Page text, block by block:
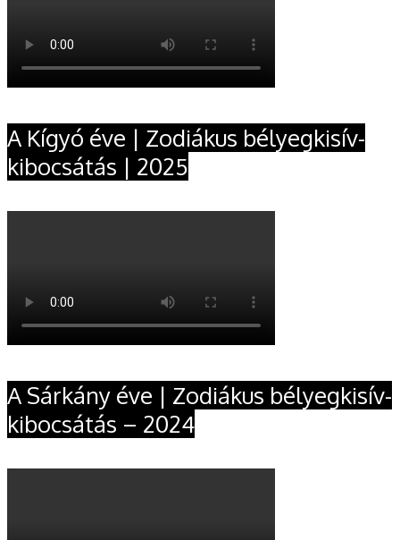
A Kígyó éve | Zodiákus bélyegkisív-
kibocsátás | 2025
A Sárkány éve | Zodiákus bélyegkisív-
kibocsátás – 2024